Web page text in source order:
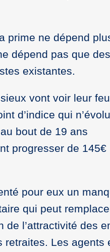
prime ne dépend
dépend pas que des
existantes.
vont voir leur
d’indice qui
bout de 19 ans
progresser de 145€
pour eux un
qui peut
de l’attractivité des
retraites. Les agents